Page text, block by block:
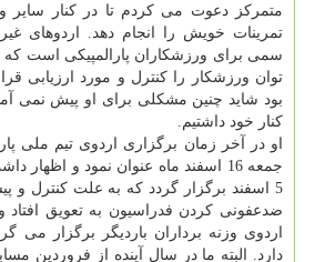
متمركز دعوت می كردم تا در كنار سایر
تمرینات خویش را انجام دهد. اردوهای
سمی برای ورزشكاران پارالمپیكی است
توان ورزشكار را كنترل و مورد ارزیابی
بود شاید چنین مشكلی برای او پیش نمی
كنار خود داشتیم.
او در آخر زمان برگزاری اردوی تیم ملی
جمعه 16 اسفند ماه عنوان نمود و اظهار
5 اسفند برگزار گردد كه به علت كنترل و
دارد. البته ما در سال آینده از فروردین